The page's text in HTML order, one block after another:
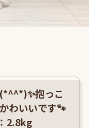
抱っこ
わいいです🐾
2.8kg